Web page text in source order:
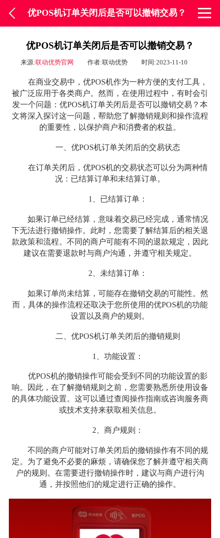
优POS机订单关闭后是否可以撤销交易？
优POS机订单关闭后是否可以撤销交易？
来源:联动优势官网 作者:联动优势 时间:2023-11-10
在商业交易中，优POS机作为一种方便的支付工具，
被广泛应用于各类商户。然而，在使用过程中，有时会引
发一个问题：优POS机订单关闭后是否可以撤销交易？本
文将深入探讨这一问题，帮助您了解撤销规则和操作流程
的重要性，以保护商户和消费者的权益。
一、优POS机订单关闭后的交易状态
在订单关闭后，优POS机的交易状态可以分为两种情
况：已结算订单和未结算订单。
1、已结算订单：
如果订单已经结算，意味着交易已经完成，通常情况
下无法进行撤销操作。此时，您需要了解结算后的相关退
款政策和流程。不同的商户可能有不同的退款规定，因此
建议在需要退款时与商户沟通，并遵守相关规定。
2、未结算订单：
如果订单尚未结算，可能存在撤销交易的可能性。然
而，具体的操作流程还取决于您所使用的优POS机的功能
设置以及商户的规则。
二、优POS机订单关闭后的撤销规则
1、功能设置：
优POS机的撤销操作可能会受到不同的功能设置的影
响。因此，在了解撤销规则之前，您需要熟悉所使用设备
的具体功能设置。这可以通过查阅操作指南或咨询服务商
或技术支持来获取相关信息。
2、商户规则：
不同的商户可能对订单关闭后的撤销操作有不同的规
定。为了避免不必要的麻烦，请确保您了解并遵守相关商
户的规则。在需要进行撤销操作时，建议与商户进行沟
通，并按照他们的规定进行正确的操作。